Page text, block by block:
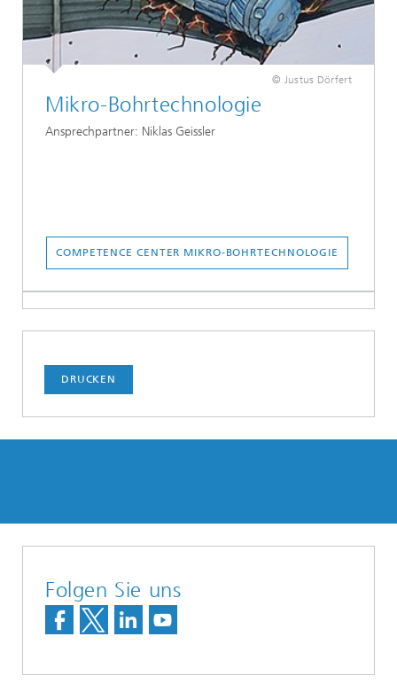
© Justus Dörfert
Mikro-Bohrtechnologie
Ansprechpartner: Niklas Geissler
COMPETENCE CENTER MIKRO-BOHRTECHNOLOGIE
DRUCKEN
Folgen Sie uns